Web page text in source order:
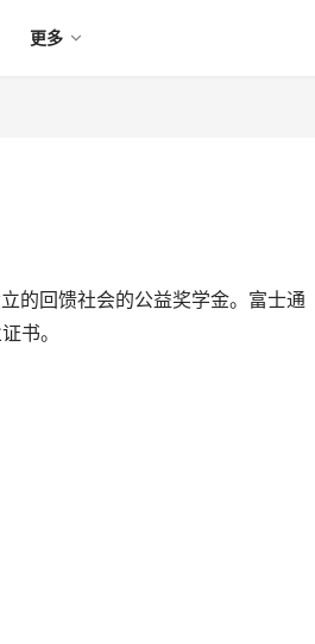
更多
的回馈社会的公益奖学金。富士通
书。